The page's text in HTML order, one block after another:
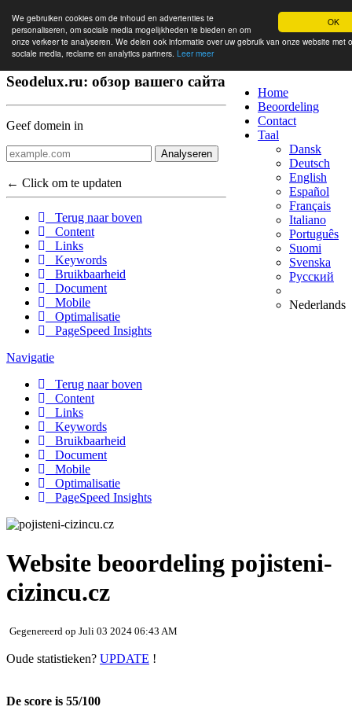
OK
We gebruiken cookies om de inhoud en advertenties te
personaliseren, om sociale media mogelijkheden te bieden en om
onze verkeer te analyseren. We delen ook informatie over uw gebruik van onze website met
sociale media, reclame en analytics partners. Leer meer
Home
Beoordeling
Contact
Taal
Dansk
Deutsch
English
Español
Français
Italiano
Português
Suomi
Svenska
Русский
Nederlands
Seodelux.ru: обзор вашего сайта
Geef domein in
Analyseren
← Click om te updaten
Terug naar boven
Content
Links
Keywords
Bruikbaarheid
Document
Mobile
Optimalisatie
PageSpeed Insights
Navigatie
Terug naar boven
Content
Links
Keywords
Bruikbaarheid
Document
Mobile
Optimalisatie
PageSpeed Insights
Website beoordeling pojisteni-
cizincu.cz
Gegenereerd op Juli 03 2024 06:43 AM
Oude statistieken? UPDATE !
De score is 55/100